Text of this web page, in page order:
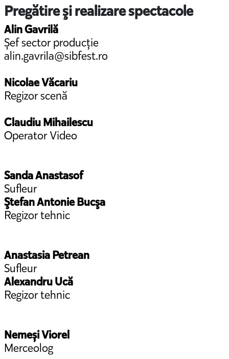
Pregătire şi realizare spectacole
Alin Gavrilă
Șef sector producție
alin.gavrila@sibfest.ro
Nicolae Văcariu
Regizor scenă
Claudiu Mihailescu
Operator Video
Sanda Anastasof
Sufleur
Ştefan Antonie Bucşa
Regizor tehnic
Anastasia Petrean
Sufleur
Alexandru Ucă
Regizor tehnic
Nemeși Viorel
Merceolog